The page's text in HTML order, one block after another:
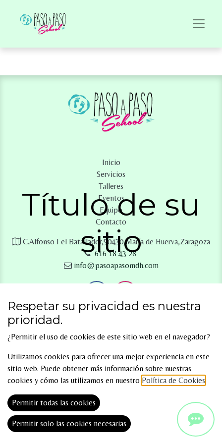
Inicio
Servicios
Talleres
Eventos
Equipo
Contacto
C.Alfonso I el Batallador,50430,María de Huerva,Zaragoza
616 18 4​3 28
info@pasoapasomdh.com
Copyright © Paso a PasoPolítica Privacidad
Aviso Legal
Política de Cookies
AccesibilidadSitemap English (UK)
Título de su
sitio
Respetar su privacidad es nuestra
prioridad.
¿Permitir el uso de cookies de este sitio web en el navegador?
Utilizamos cookies para ofrecer una mejor experiencia en este
sitio web. Puede obtener más información sobre nuestras
cookies y cómo las utilizamos en nuestro Política de Cookies
Permitir todas las cookies
Permitir solo las cookies necesarias